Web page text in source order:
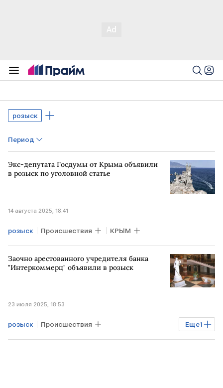
розыск
Период
Экс-депутата Госдумы от Крыма объявили
в розыск по уголовной статье
14 августа 2025, 18:41
розыск Происшествия КРЫМ
Заочно арестованного учредителя банка
"Интеркоммерц" объявили в розыск
23 июля 2025, 18:53
Еще1
розыск Происшествия
"Интеркоммерц"